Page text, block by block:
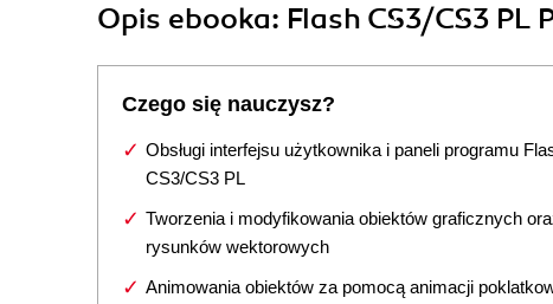
Opis ebooka: Flash CS3/CS3
Czego się nauczysz?
Obsługi interfejsu użytkownika i paneli programu
CS3/CS3 PL
Tworzenia i modyfikowania obiektów graficznych
rysunków wektorowych
Animowania obiektów za pomocą animacji